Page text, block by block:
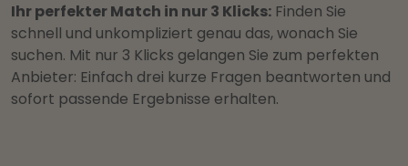
Ihr perfekter Match in nur 3 Klicks: Finden Sie
schnell und unkompliziert genau das, wonach Sie
suchen. Mit nur 3 Klicks gelangen Sie zum perfekten
Anbieter: Einfach drei kurze Fragen beantworten und
sofort passende Ergebnisse erhalten.